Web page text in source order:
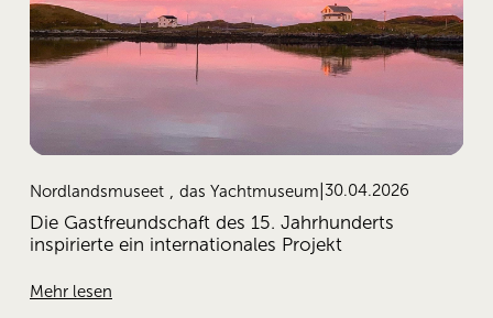
Nordlandsmuseet das Yachtmuseum 30.04.2026
Die Gastfreundschaft des 15. Jahrhunderts
inspirierte ein internationales Projekt
Mehr lesen